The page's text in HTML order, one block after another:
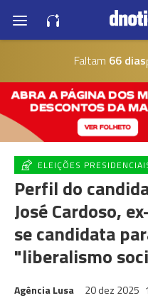
Faltam 66 dias
ELEIÇÕES
Perfil do
José Cardoso,
se candidata
"liberalismo
Agência Lusa 20 dez 2025